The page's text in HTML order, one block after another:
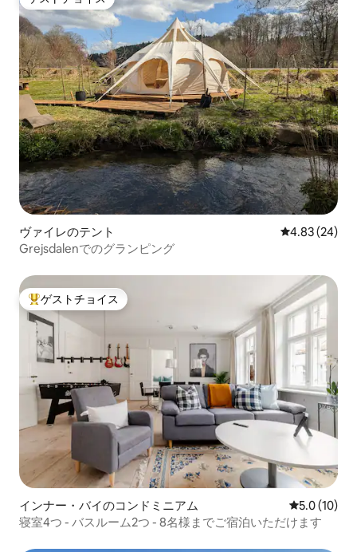
ゲストチョイス
ヴァイレのテント レビュー24
4.83 (24)
Grejsdalenでのグランピング
大好評のゲストチョイスです。
ゲストチョイス
インナー・バイのコンドミニアム レビュー10
5.0 (10)
寝室4つ - バスルーム2つ - 8名様までご宿泊いただけます